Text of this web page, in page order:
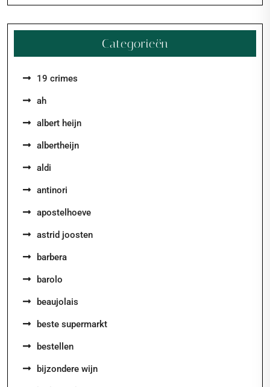
Categorieën
19 crimes
ah
albert heijn
albertheijn
aldi
antinori
apostelhoeve
astrid joosten
barbera
barolo
beaujolais
beste supermarkt
bestellen
bijzondere wijn